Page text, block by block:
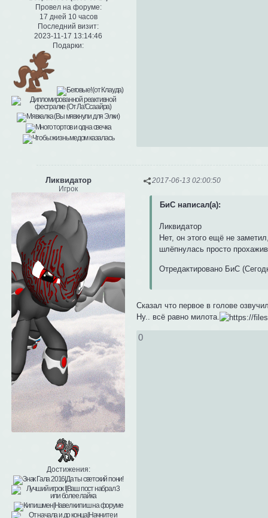
Провел на форуме:
17 дней 10 часов
Последний визит:
2023-11-17 13:14:46
Подарки:
2017-06-13 02:00:50
Ликвидатор
Игрок
Достижения:
БиС написал(а):
Ликвидатор
Нет, он этого ещё не
шлёпнулась просто
Отредактировано БиС
Сказал что первое в голове
Ну.. всё равно милота.
0